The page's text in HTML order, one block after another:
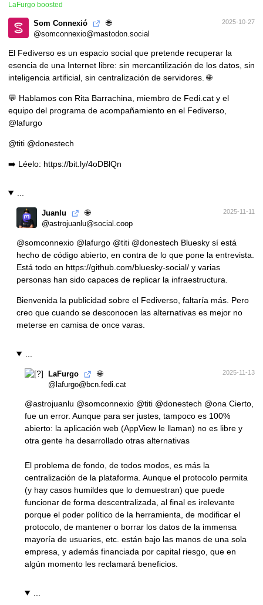
LaFurgo boosted
Som Connexió 🌐 2025-10-27
@somconnexio@mastodon.social
El Fediverso es un espacio social que pretende recuperar la
esencia de una Internet libre: sin mercantilización de los datos, sin
inteligencia artificial, sin centralización de servidores. 🌐
💬 Hablamos con Rita Barrachina, miembro de Fedi.cat y el
equipo del programa de acompañamiento en el Fediverso,
@lafurgo
@titi @donestech
➡️ Léelo: https://bit.ly/4oDBlQn
...
Juanlu 🌐 2025-11-11
@astrojuanlu@social.coop
@somconnexio @lafurgo @titi @donestech Bluesky sí está
hecho de código abierto, en contra de lo que pone la entrevista.
Está todo en https://github.com/bluesky-social/ y varias
personas han sido capaces de replicar la infraestructura.
Bienvenida la publicidad sobre el Fediverso, faltaría más. Pero
creo que cuando se desconocen las alternativas es mejor no
meterse en camisa de once varas.
...
LaFurgo 🌐 2025-11-13
@lafurgo@bcn.fedi.cat
@astrojuanlu @somconnexio @titi @donestech @ona Cierto,
fue un error. Aunque para ser justes, tampoco es 100%
abierto: la aplicación web (AppView le llaman) no es libre y
otra gente ha desarrollado otras alternativas
El problema de fondo, de todos modos, es más la
centralización de la plataforma. Aunque el protocolo permita
(y hay casos humildes que lo demuestran) que puede
funcionar de forma descentralizada, al final es irelevante
porque el poder político de la herramienta, de modificar el
protocolo, de mantener o borrar los datos de la immensa
mayoría de usuaries, etc. están bajo las manos de una sola
empresa, y además financiada por capital riesgo, que en
algún momento les reclamará beneficios.
...